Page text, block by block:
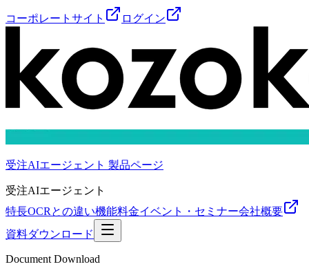
コーポレートサイト ログイン
受注AIエージェント 製品ページ
受注AIエージェント
特長OCRとの違い機能料金イベント・セミナー会社概要
資料ダウンロード
Document Download